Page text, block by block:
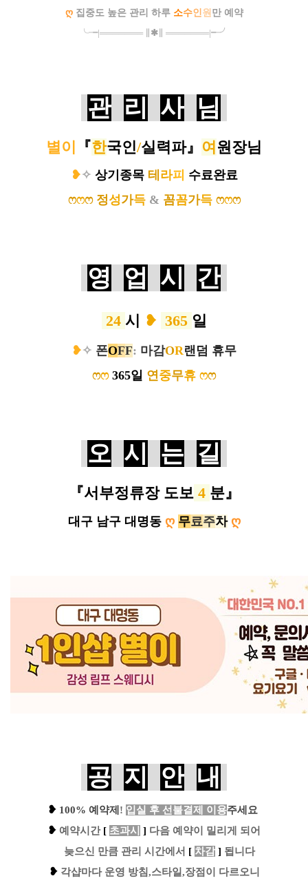
ღ 집중도 높은 관리 하루 소수인 원 만 예약
╰╼|═══════ ✱∥ ═══════|╾╯
관 리 사 님
별이 『한국인/실력파』 여 원장님
❥✧ 상기종목 테 라피 수료완료
ෆෆෆ 정성가득 & 꼼꼼가득 ෆෆෆ
영 업 시 간
24 시 ❥ 365 일
❥✧ 폰OFF: 마감OR랜덤 휴무
ෆෆ365일 연 중무휴 ෆෆ
오 시 는 길
『서부정류장 도보 4 분』
대구 남구 대명동 ღ 무료주차 ღ
공 지 안 내
❥ 100% 예약제 ! 입실 후 선불결제 이용주세요
❥ 예 약시간[ 초과시 ] 다음 예약이 밀리게 되어
늦으신 만큼 관리 시간에서 [ 차감 ] 됩니다
❥ 각샵마다 운영 방침,스타일,장점이 다르오니